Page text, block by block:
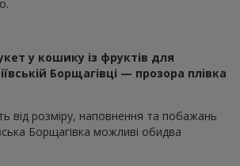
у кошику із фруктів для
Борщагівці — прозора плівка
від розміру, наповнення та побажань
Борщагівка можливі обидва